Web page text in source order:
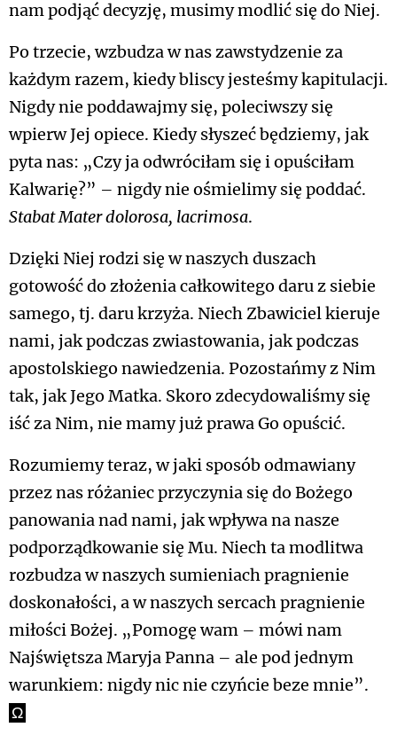
nam podjąć decyzję, musimy modlić się do Niej.
Po trzecie, wzbudza w nas zawstydzenie za
każdym razem, kiedy bliscy jesteśmy kapitulacji.
Nigdy nie poddawajmy się, poleciwszy się
wpierw Jej opiece. Kiedy słyszeć będziemy, jak
pyta nas: „Czy ja odwróciłam się i opuściłam
Kalwarię?” – nigdy nie ośmielimy się poddać.
Stabat Mater dolorosa, lacrimosa.
Dzięki Niej rodzi się w naszych duszach
gotowość do złożenia całkowitego daru z siebie
samego, tj. daru krzyża. Niech Zbawiciel kieruje
nami, jak podczas zwiastowania, jak podczas
apostolskiego nawiedzenia. Pozostańmy z Nim
tak, jak Jego Matka. Skoro zdecydowaliśmy się
iść za Nim, nie mamy już prawa Go opuścić.
Rozumiemy teraz, w jaki sposób odmawiany
przez nas różaniec przyczynia się do Bożego
panowania nad nami, jak wpływa na nasze
podporządkowanie się Mu. Niech ta modlitwa
rozbudza w naszych sumieniach pragnienie
doskonałości, a w naszych sercach pragnienie
miłości Bożej. „Pomogę wam – mówi nam
Najświętsza Maryja Panna – ale pod jednym
warunkiem: nigdy nic nie czyńcie beze mnie”.
Ω